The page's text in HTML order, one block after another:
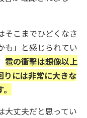
そこまでひどくなさ
も」と感じられてい
雹の衝撃は想像以上
りには非常に大きな
大丈夫だと思ってい